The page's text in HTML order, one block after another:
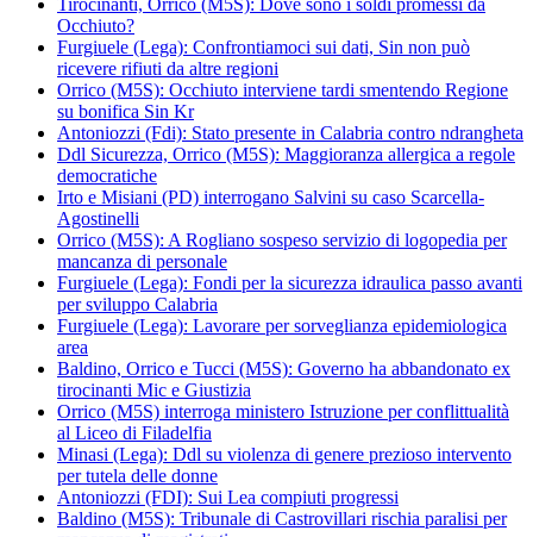
Tirocinanti, Orrico (M5S): Dove sono i soldi promessi da
Occhiuto?
Furgiuele (Lega): Confrontiamoci sui dati, Sin non può
ricevere rifiuti da altre regioni
Orrico (M5S): Occhiuto interviene tardi smentendo Regione
su bonifica Sin Kr
Antoniozzi (Fdi): Stato presente in Calabria contro ndrangheta
Ddl Sicurezza, Orrico (M5S): Maggioranza allergica a regole
democratiche
Irto e Misiani (PD) interrogano Salvini su caso Scarcella-
Agostinelli
Orrico (M5S): A Rogliano sospeso servizio di logopedia per
mancanza di personale
Furgiuele (Lega): Fondi per la sicurezza idraulica passo avanti
per sviluppo Calabria
Furgiuele (Lega): Lavorare per sorveglianza epidemiologica
area
Baldino, Orrico e Tucci (M5S): Governo ha abbandonato ex
tirocinanti Mic e Giustizia
Orrico (M5S) interroga ministero Istruzione per conflittualità
al Liceo di Filadelfia
Minasi (Lega): Ddl su violenza di genere prezioso intervento
per tutela delle donne
Antoniozzi (FDI): Sui Lea compiuti progressi
Baldino (M5S): Tribunale di Castrovillari rischia paralisi per